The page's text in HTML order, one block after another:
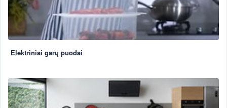
Elektriniai garų puodai